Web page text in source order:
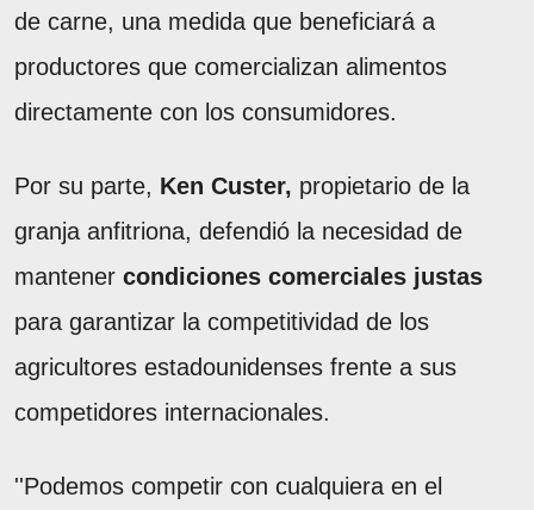
de carne, una medida que beneficiará a
productores que comercializan alimentos
directamente con los consumidores.
Por su parte, Ken Custer, propietario de la
granja anfitriona, defendió la necesidad de
mantener condiciones comerciales justas
para garantizar la competitividad de los
agricultores estadounidenses frente a sus
competidores internacionales.
''Podemos competir con cualquiera en el